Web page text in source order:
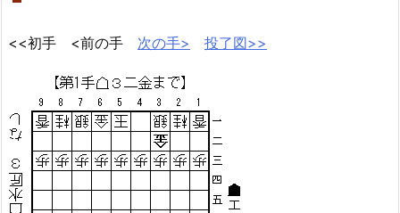
<<初手 <前の手 次の手> 投了図>>